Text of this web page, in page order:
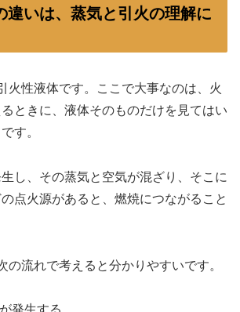
違いは、蒸気と引火の理解に
火性液体です。ここで大事なのは、火
ときに、液体そのものだけを見てはい
す。
し、その蒸気と空気が混ざり、そこに
点火源があると、燃焼につながること
の流れで考えると分かりやすいです。